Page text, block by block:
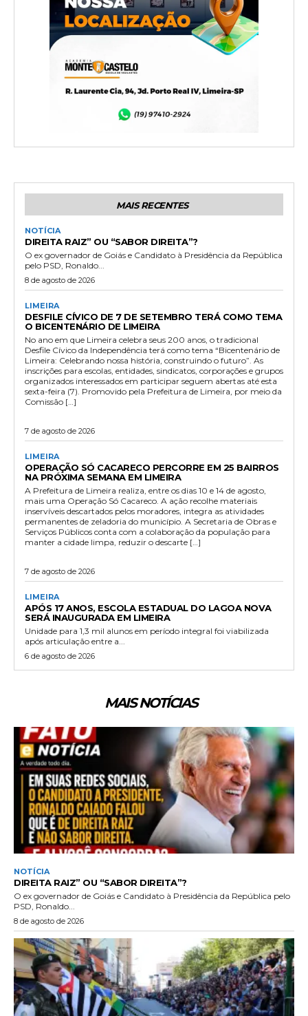
MAIS RECENTES
NOTÍCIA
DIREITA RAIZ” OU “SABOR DIREITA”?
O ex governador de Goiás e Candidato à Presidência da República
pelo PSD, Ronaldo...
8 de agosto de 2026
LIMEIRA
DESFILE CÍVICO DE 7 DE SETEMBRO TERÁ COMO TEMA
O BICENTENÁRIO DE LIMEIRA
No ano em que Limeira celebra seus 200 anos, o tradicional
Desfile Cívico da Independência terá como tema “Bicentenário de
Limeira: Celebrando nossa história, construindo o futuro”. As
inscrições para escolas, entidades, sindicatos, corporações e grupos
organizados interessados em participar seguem abertas até esta
sexta-feira (7). Promovido pela Prefeitura de Limeira, por meio da
Comissão […]
7 de agosto de 2026
LIMEIRA
OPERAÇÃO SÓ CACARECO PERCORRE EM 25 BAIRROS
NA PRÓXIMA SEMANA EM LIMEIRA
A Prefeitura de Limeira realiza, entre os dias 10 e 14 de agosto,
mais uma Operação Só Cacareco. A ação recolhe materiais
inservíveis descartados pelos moradores, integra as atividades
permanentes de zeladoria do município. A Secretaria de Obras e
Serviços Públicos conta com a colaboração da população para
manter a cidade limpa, reduzir o descarte […]
7 de agosto de 2026
LIMEIRA
APÓS 17 ANOS, ESCOLA ESTADUAL DO LAGOA NOVA
SERÁ INAUGURADA EM LIMEIRA
Unidade para 1,3 mil alunos em período integral foi viabilizada
após articulação entre a...
6 de agosto de 2026
MAIS NOTÍCIAS
NOTÍCIA
DIREITA RAIZ” OU “SABOR DIREITA”?
O ex governador de Goiás e Candidato à Presidência da República pelo
PSD, Ronaldo...
8 de agosto de 2026